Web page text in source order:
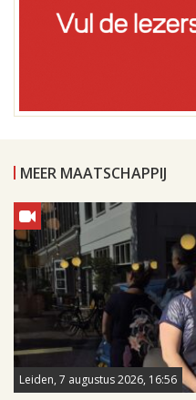
MEER MAATSCHAPPIJ
Leiden, 7 augustus 2026, 16:56